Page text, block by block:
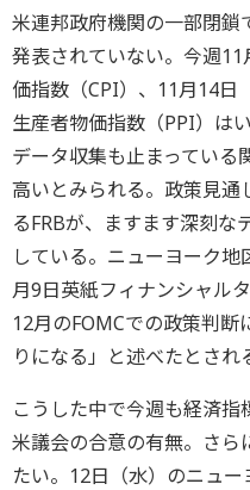
米連邦政府機関の一部閉鎖
発表されていない。今週
価指数（CPI）、11月14日
生産者物価指数（PPI）は
データ収集も止まっている
高いとみられる。政策見通
るFRBが、ますます深刻な
している。ニューヨーク
月9日英紙フィナンシャル
12月のFOMCでの政策判
りになる」と述べたとされ
こうした中で今週も経済
米議会の合意の有無。さら
たい。12日（水）のニュ